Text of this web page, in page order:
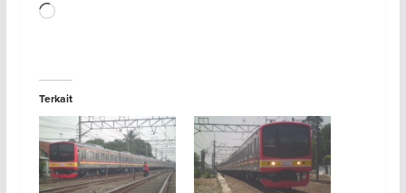
Memuat...
Terkait